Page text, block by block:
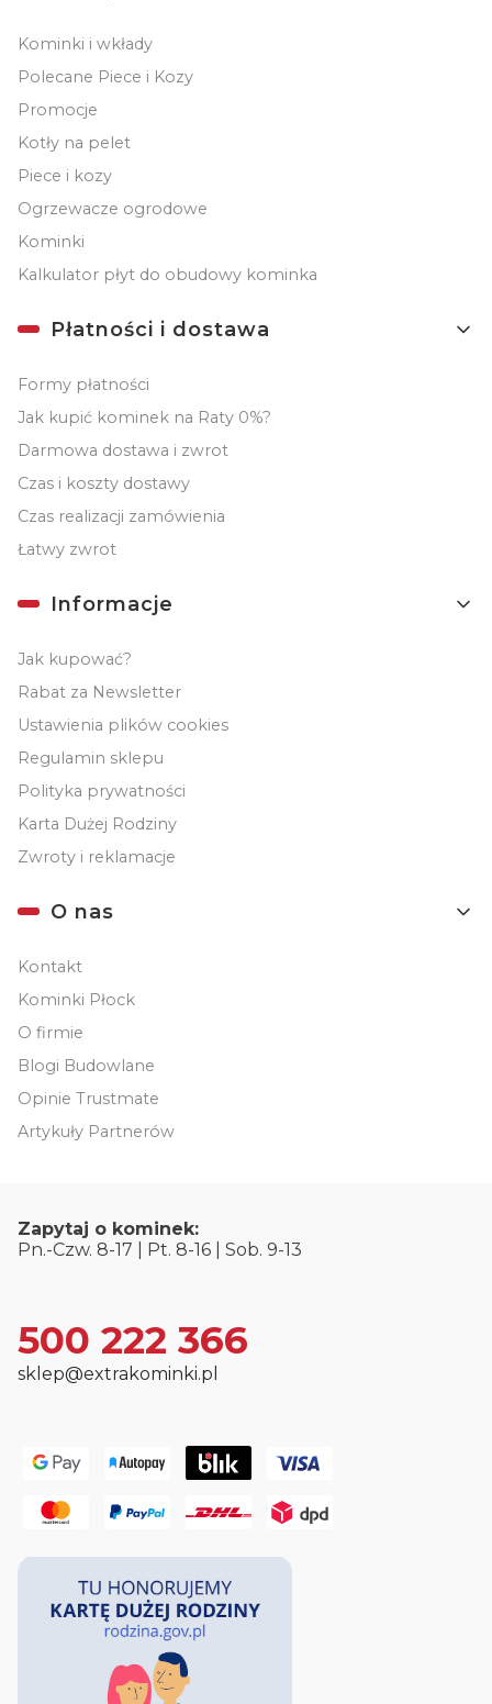
Kominki i wkłady
Polecane Piece i Kozy
Promocje
Kotły na pelet
Piece i kozy
Ogrzewacze ogrodowe
Kominki
Kalkulator płyt do obudowy kominka
Płatności i dostawa
Formy płatności
Jak kupić kominek na Raty 0%?
Darmowa dostawa i zwrot
Czas i koszty dostawy
Czas realizacji zamówienia
Łatwy zwrot
Informacje
Jak kupować?
Rabat za Newsletter
Ustawienia plików cookies
Regulamin sklepu
Polityka prywatności
Karta Dużej Rodziny
Zwroty i reklamacje
O nas
Kontakt
Kominki Płock
O firmie
Blogi Budowlane
Opinie Trustmate
Artykuły Partnerów
Zapytaj o kominek:
Pn.-Czw. 8-17 | Pt. 8-16 | Sob. 9-13
500 222 366
sklep@extrakominki.pl